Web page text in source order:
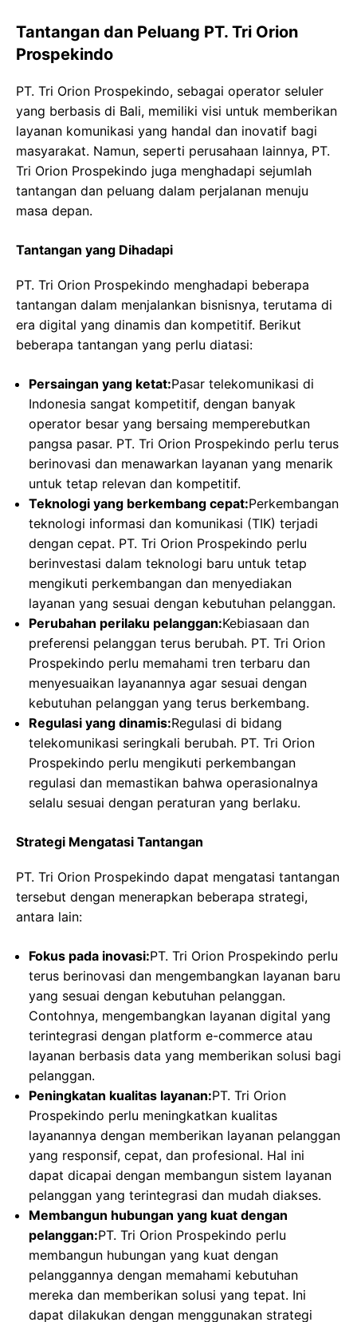
Tantangan dan Peluang PT. Tri Orion
Prospekindo
PT. Tri Orion Prospekindo, sebagai operator seluler
yang berbasis di Bali, memiliki visi untuk memberikan
layanan komunikasi yang handal dan inovatif bagi
masyarakat. Namun, seperti perusahaan lainnya, PT.
Tri Orion Prospekindo juga menghadapi sejumlah
tantangan dan peluang dalam perjalanan menuju
masa depan.
Tantangan yang Dihadapi
PT. Tri Orion Prospekindo menghadapi beberapa
tantangan dalam menjalankan bisnisnya, terutama di
era digital yang dinamis dan kompetitif. Berikut
beberapa tantangan yang perlu diatasi:
Persaingan yang ketat:Pasar telekomunikasi di
Indonesia sangat kompetitif, dengan banyak
operator besar yang bersaing memperebutkan
pangsa pasar. PT. Tri Orion Prospekindo perlu terus
berinovasi dan menawarkan layanan yang menarik
untuk tetap relevan dan kompetitif.
Teknologi yang berkembang cepat:Perkembangan
teknologi informasi dan komunikasi (TIK) terjadi
dengan cepat. PT. Tri Orion Prospekindo perlu
berinvestasi dalam teknologi baru untuk tetap
mengikuti perkembangan dan menyediakan
layanan yang sesuai dengan kebutuhan pelanggan.
Perubahan perilaku pelanggan:Kebiasaan dan
preferensi pelanggan terus berubah. PT. Tri Orion
Prospekindo perlu memahami tren terbaru dan
menyesuaikan layanannya agar sesuai dengan
kebutuhan pelanggan yang terus berkembang.
Regulasi yang dinamis:Regulasi di bidang
telekomunikasi seringkali berubah. PT. Tri Orion
Prospekindo perlu mengikuti perkembangan
regulasi dan memastikan bahwa operasionalnya
selalu sesuai dengan peraturan yang berlaku.
Strategi Mengatasi Tantangan
PT. Tri Orion Prospekindo dapat mengatasi tantangan
tersebut dengan menerapkan beberapa strategi,
antara lain:
Fokus pada inovasi:PT. Tri Orion Prospekindo perlu
terus berinovasi dan mengembangkan layanan baru
yang sesuai dengan kebutuhan pelanggan.
Contohnya, mengembangkan layanan digital yang
terintegrasi dengan platform e-commerce atau
layanan berbasis data yang memberikan solusi bagi
pelanggan.
Peningkatan kualitas layanan:PT. Tri Orion
Prospekindo perlu meningkatkan kualitas
layanannya dengan memberikan layanan pelanggan
yang responsif, cepat, dan profesional. Hal ini
dapat dicapai dengan membangun sistem layanan
pelanggan yang terintegrasi dan mudah diakses.
Membangun hubungan yang kuat dengan
pelanggan:PT. Tri Orion Prospekindo perlu
membangun hubungan yang kuat dengan
pelanggannya dengan memahami kebutuhan
mereka dan memberikan solusi yang tepat. Ini
dapat dilakukan dengan menggunakan strategi